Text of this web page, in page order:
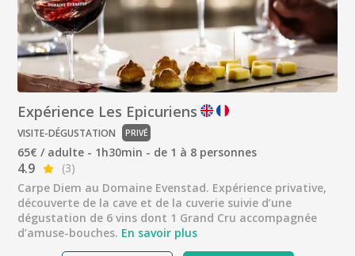
Expérience Les Epicuriens
VISITE-DÉGUSTATION PRIVÉ
65€ / adulte - 1h30min - de 1 à 8 personnes
4.9
(3)
Carpe Diem au Domaine Evenstad. Expérience privative,
découverte de la cave et de la cuverie suivie d’une
dégustation de 6 vins dont 1 Grand Cru accompagnée
d’amuse-bouches. En savoir plus